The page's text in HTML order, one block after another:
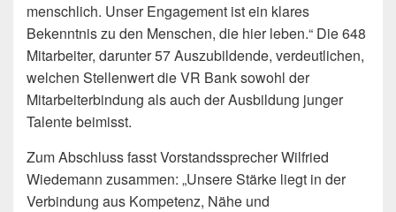
menschlich. Unser Engagement ist ein klares
Bekenntnis zu den Menschen, die hier leben.“ Die 648
Mitarbeiter, darunter 57 Auszubildende, verdeutlichen,
welchen Stellenwert die VR Bank sowohl der
Mitarbeiterbindung als auch der Ausbildung junger
Talente beimisst.
Zum Abschluss fasst Vorstandssprecher Wilfried
Wiedemann zusammen: „Unsere Stärke liegt in der
Verbindung aus Kompetenz, Nähe und